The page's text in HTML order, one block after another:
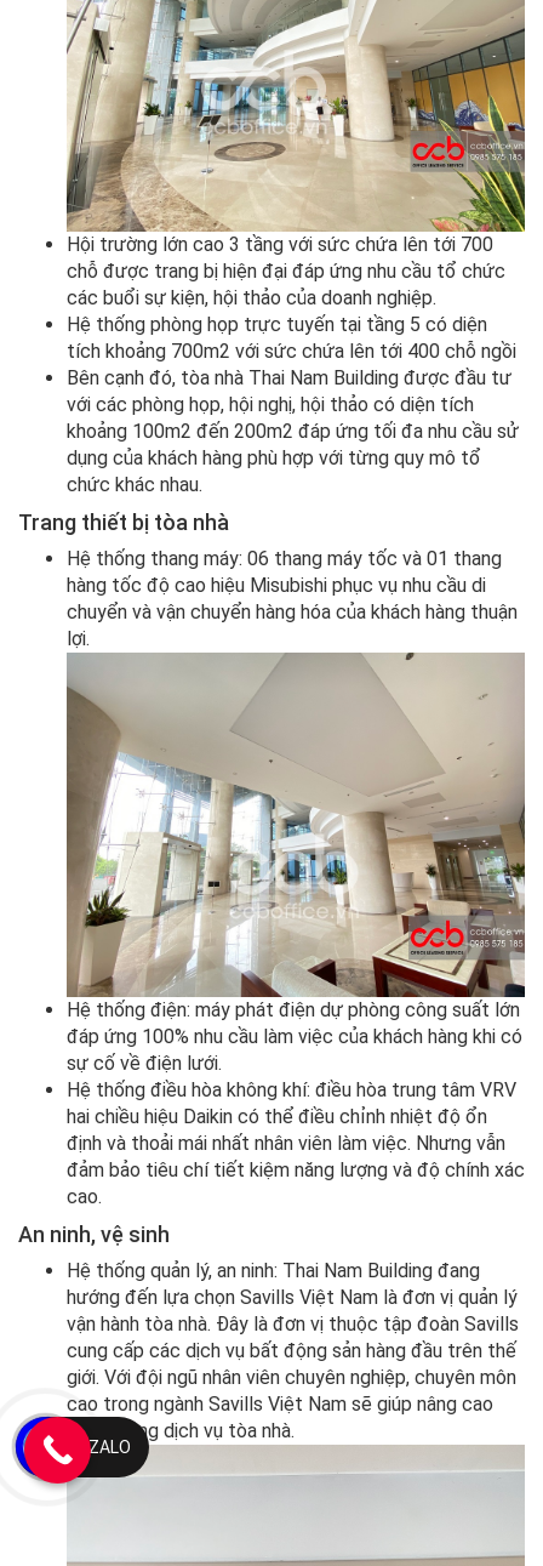
Hội trường lớn cao 3 tầng với sức chứa lên tới 700
chỗ được trang bị hiện đại đáp ứng nhu cầu tổ chức
các buổi sự kiện, hội thảo của doanh nghiệp.
Hệ thống phòng họp trực tuyến tại tầng 5 có diện
tích khoảng 700m2 với sức chứa lên tới 400 chỗ ngồi
Bên cạnh đó, tòa nhà Thai Nam Building được đầu tư
với các phòng họp, hội nghị, hội thảo có diện tích
khoảng 100m2 đến 200m2 đáp ứng tối đa nhu cầu sử
dụng của khách hàng phù hợp với từng quy mô tổ
chức khác nhau.
Trang thiết bị tòa nhà
Hệ thống thang máy: 06 thang máy tốc và 01 thang
hàng tốc độ cao hiệu Misubishi phục vụ nhu cầu di
chuyển và vận chuyển hàng hóa của khách hàng thuận
lợi.
Hệ thống điện: máy phát điện dự phòng công suất lớn
đáp ứng 100% nhu cầu làm việc của khách hàng khi có
sự cố về điện lưới.
Hệ thống điều hòa không khí: điều hòa trung tâm VRV
hai chiều hiệu Daikin có thể điều chỉnh nhiệt độ ổn
định và thoải mái nhất nhân viên làm việc. Nhưng vẫn
đảm bảo tiêu chí tiết kiệm năng lượng và độ chính xác
cao.
An ninh, vệ sinh
Hệ thống quản lý, an ninh: Thai Nam Building đang
hướng đến lựa chọn Savills Việt Nam là đơn vị quản lý
vận hành tòa nhà. Đây là đơn vị thuộc tập đoàn Savills
cung cấp các dịch vụ bất động sản hàng đầu trên thế
giới. Với đội ngũ nhân viên chuyên nghiệp, chuyên môn
cao trong ngành Savills Việt Nam sẽ giúp nâng cao
chất lượng dịch vụ tòa nhà.
ZALO